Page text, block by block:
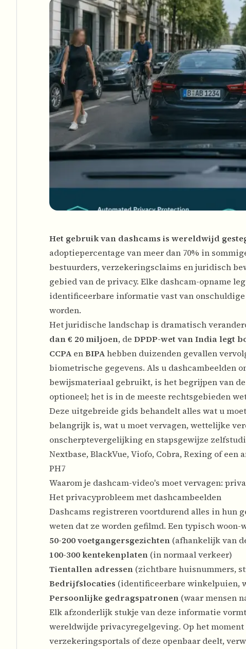
Het gebruik van dashcams is wereldwijd
adoptiepercentage van meer dan 70% in
bestuurders, verzekeringsclaims en juridisch
gebied van de privacy. Elke dashcam-opname
identificeerbare informatie vast van
worden.
Het juridische landschap is dramatisch
dan € 20 miljoen, de DPDP-wet van India legt
CCPAenBIPAhebben duizenden gevallen
biometrische gegevens. Als u dashcambeelden
bewijsmateriaal gebruikt, is het begrijpen van
optioneel; het is in de meeste rechtsgebieden
Deze uitgebreide gids behandelt alles wat u
belangrijk is, wat u moet vervagen, wettelijke
onscherptevergelijking en stapsgewijze
Nextbase, BlackVue, Viofo, Cobra, Rexing of
PH7
Waarom je dashcam-video's moet vervagen:
Het privacyprobleem met dashcambeelden
Dashcams registreren voortdurend alles in hun
weten dat ze worden gefilmd. Een typisch
50-200 voetgangersgezichten (afhankelijk van
100-300 kentekenplaten (in normaal verkeer)
Tientallen adressen (zichtbare huisnummers,
Bedrijfslocaties (identificeerbare winkelpuien,
Persoonlijke gedragspatronen (waar mensen
Elk afzonderlijk stukje van deze informatie vormt
wereldwijde privacyregelgeving. Op het
verzekeringsportals of deze openbaar deelt,